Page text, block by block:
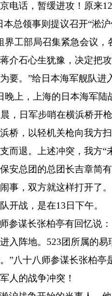
电话，暂缓进攻！原来
本总领事则提议召开“淞
界工部局召集紧急会议
介石心生犹豫，决定把
要。”给日本海军舰队进
晚上，上海的日本海军
，日军步哨在横浜桥开
桥，以轻机关枪向我方
而退。上述冲突，我方“
安总团的总团长吉章简
事，双方就这样打开了
开战，是在13日下午。
参谋长张柏亭有回忆说：
入阵地。523团所属的
”八十八师参谋长张柏
人的战争冲突！